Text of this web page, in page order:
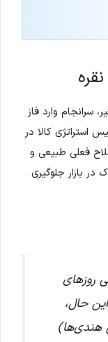
سرانجام وارد فاز
استراتژی کالا در
فعلی طبیعی و
بازار جلوگیری
روزهای
حال،
هندی‌ها)